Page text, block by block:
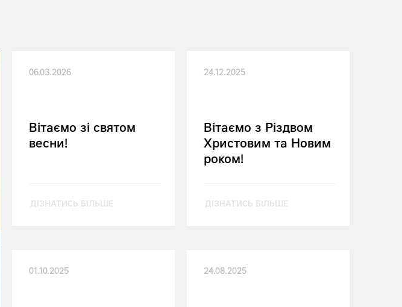
06.03.2026
Вітаємо зі святом
весни!
ДІЗНАТИСЬ БІЛЬШЕ
24.12.2025
Вітаємо з Різдвом
Христовим та Новим
роком!
ДІЗНАТИСЬ БІЛЬШЕ
01.10.2025 24.08.2025